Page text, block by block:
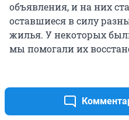
объявления, и на них
оставшиеся в силу
жилья. У некоторых
мы помогали их
По улице едет на